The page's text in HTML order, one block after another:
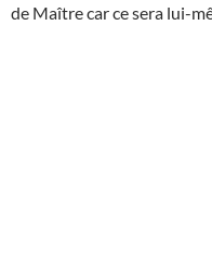
de Maître car ce sera lui-